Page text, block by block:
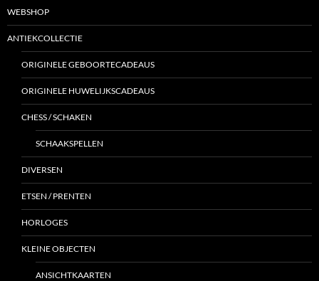
WEBSHOP
ANTIEKCOLLECTIE
ORIGINELE GEBOORTECADEAUS
ORIGINELE HUWELIJKSCADEAUS
CHESS / SCHAKEN
SCHAAKSPELLEN
DIVERSEN
ETSEN / PRENTEN
HORLOGES
KLEINE OBJECTEN
ANSICHTKAARTEN